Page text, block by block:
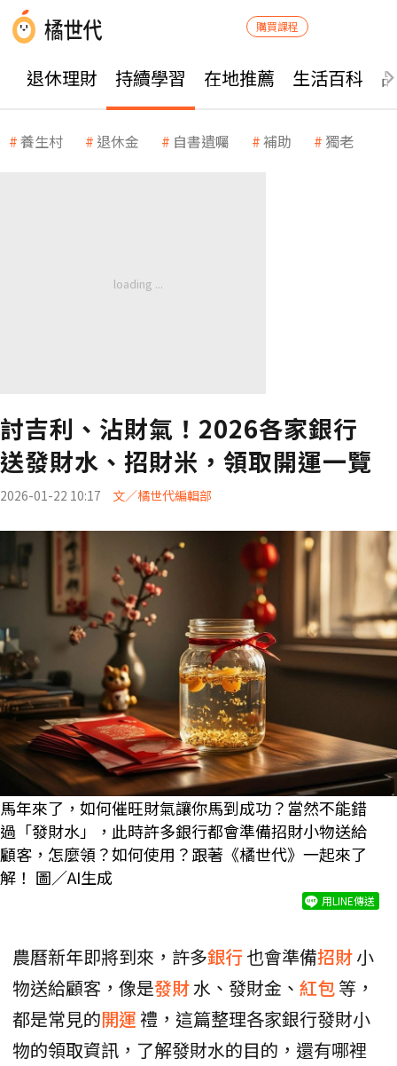
購買課程
退休理財 持續學習 在地推薦 生活百科
養生村 退休金 自書遺囑 補助 獨老
討吉利、沾財氣！2026各家銀行
送發財水、招財米，領取開運一覽
2026-01-22 10:17 文／橘世代編輯部
馬年來了，如何催旺財氣讓你馬到成功？當然不能錯
過「發財水」，此時許多銀行都會準備招財小物送給
顧客，怎麼領？如何使用？跟著《橘世代》一起來了
解！ 圖／AI生成
用LINE傳送
農曆新年即將到來，許多銀行也會準備招財小
物送給顧客，像是發財水、發財金、 紅包等，
都是常見的開運禮，這篇整理各家銀行發財小
物的領取資訊，了解發財水的目的，還有哪裡